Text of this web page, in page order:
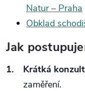
Natur – Praha
Obklad
Jak
Krátká
zaměření.